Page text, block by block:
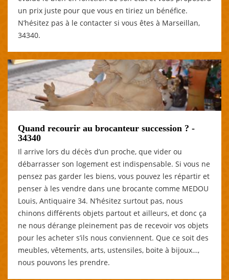
un prix juste pour que vous en tiriez un bénéfice.
N’hésitez pas à le contacter si vous êtes à Marseillan,
34340.
Quand recourir au brocanteur succession ? -
34340
Il arrive lors du décès d’un proche, que vider ou
débarrasser son logement est indispensable. Si vous ne
pensez pas garder les biens, vous pouvez les répartir et
penser à les vendre dans une brocante comme MEDOU
Louis, Antiquaire 34. N’hésitez surtout pas, nous
chinons différents objets partout et ailleurs, et donc ça
ne nous dérange pleinement pas de recevoir vos objets
pour les acheter s’ils nous conviennent. Que ce soit des
meubles, vêtements, arts, ustensiles, boite à bijoux…,
nous pouvons les prendre.